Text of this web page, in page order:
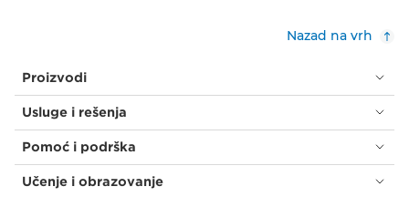
Nazad na vrh
Proizvodi
Usluge i rešenja
Pomoć i podrška
Učenje i obrazovanje